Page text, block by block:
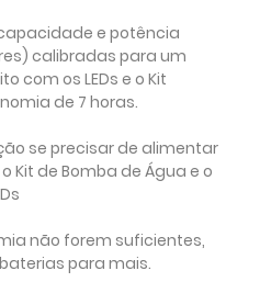
e potência
calibradas para um
com os LEDs e o Kit
de 7 horas.
se precisar de alimentar
Kit de Bomba de Água e o
não forem suficientes,
para mais.